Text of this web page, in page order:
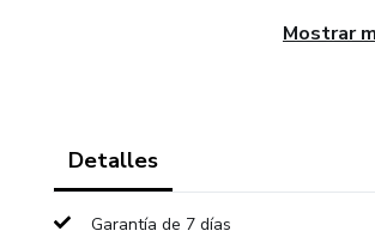
Mostrar
Detalles
Garantía de 7 días